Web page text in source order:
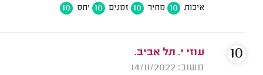
איכות 10 מחיר 10 זמנים 10 יחס 10
עוזי י. תל אביב.
משוב: 14/11/2022
10